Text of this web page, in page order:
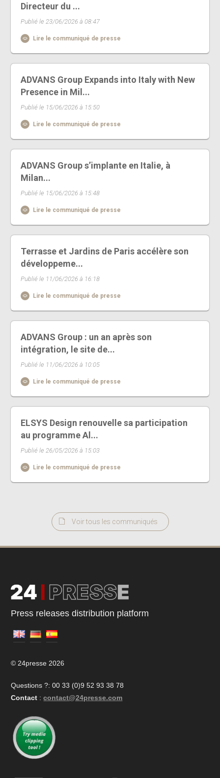
Directeur du ...
Publié le 23/06/2026 à 08:47
Lire le communiqué de presse
ADVANS Group Expands into Italy with New
Presence in Mil...
Publié le 15/06/2026 à 15:50
Lire le communiqué de presse
ADVANS Group s’implante en Italie, à
Milan...
Publié le 15/06/2026 à 15:48
Lire le communiqué de presse
Terrasse et Jardins de Paris accélère son
développeme...
Publié le 11/06/2026 à 16:18
Lire le communiqué de presse
ADVANS Group : un an après son
intégration, le site de...
Publié le 11/06/2026 à 10:05
Lire le communiqué de presse
ELSYS Design renouvelle sa participation
au programme Al...
Publié le 26/05/2026 à 15:03
Lire le communiqué de presse
Voir tous les communiqués
Press releases distribution platform
© 24presse 2026
Questions ?: 00 33 (0)9 52 93 38 78
Contact : contact@24presse.com